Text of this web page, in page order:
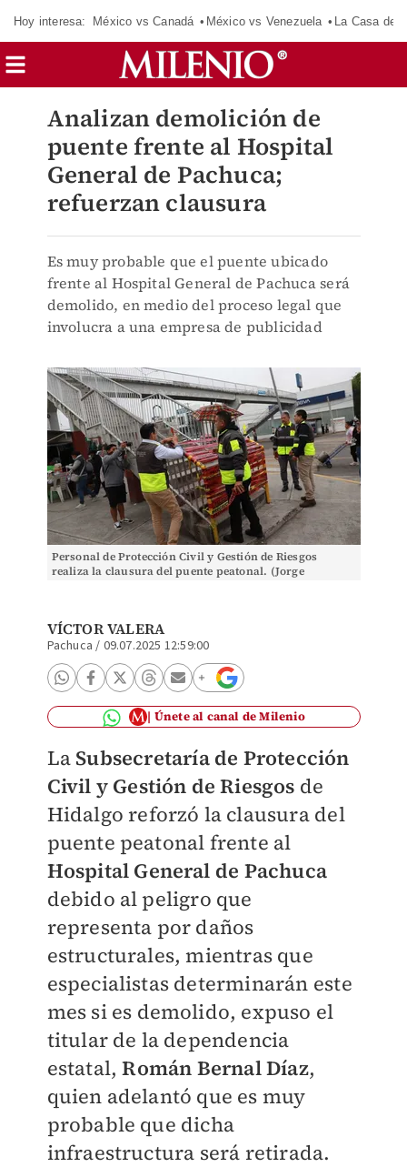
Hoy interesa: México vs Canadá México vs Venezuela La Casa de
Analizan demolición de
puente frente al Hospital
General de Pachuca;
refuerzan clausura
Es muy probable que el puente ubicado
frente al Hospital General de Pachuca será
demolido, en medio del proceso legal que
involucra a una empresa de publicidad
Personal de Protección Civil y Gestión de Riesgos
realiza la clausura del puente peatonal. (Jorge
VÍCTOR VALERA
Pachuca / 09.07.2025 12:59:00
Únete al canal de Milenio
La Subsecretaría de Protección
Civil y Gestión de Riesgos de
Hidalgo reforzó la clausura del
puente peatonal frente al
Hospital General de Pachuca
debido al peligro que
representa por daños
estructurales, mientras que
especialistas determinarán este
mes si es demolido, expuso el
titular de la dependencia
estatal, Román Bernal Díaz,
quien adelantó que es muy
probable que dicha
infraestructura será retirada.